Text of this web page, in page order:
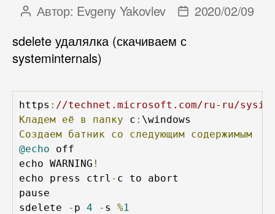
Автор
записи
Автор: Evgeny Yakovlev
Дата
2020/02/09
sdelete удалялка (скачиваем с
systeminternals)
https : //technet.microsoft.com/ru-ru/
Кладем её в папку c :
Создаем батник со следующим содержимым
@echo off
echo WARNING !
echo press ctrl - c to abort
pause
sdelete
- p 4 - s %1